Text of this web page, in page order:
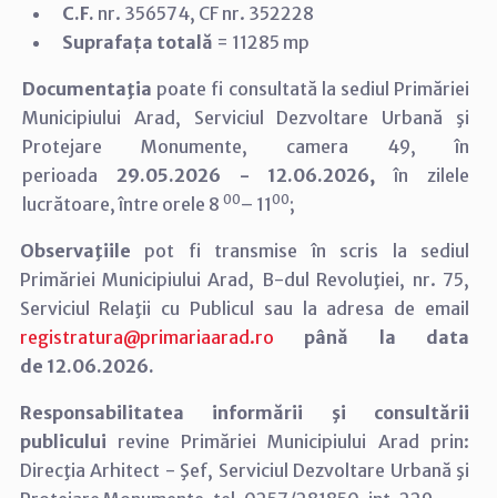
C.F. nr. 356574, CF nr. 352228
Suprafața totală = 11285 mp
Documentaţia poate fi consultată la sediul Primăriei
Municipiului Arad,
Serviciul Dezvoltare Urbană şi
Protejare Monumente, camera 49, în
perioada 29.05.2026 - 12.06.2026,în zilele
lucrătoare, între orele 800– 1100;
Observaţiile pot fi transmise în scris la sediul
Primăriei Municipiului Arad, B-dul Revoluţiei, nr. 75,
Serviciul Relaţii cu Publicul sau la adresa de email
registratura@primariaarad.ro
până la data
de 12.06.2026.
Responsabilitatea informării şi consultării
publicului revine Primăriei Municipiului Arad prin:
Direcţia Arhitect - Şef, Serviciul Dezvoltare Urbană şi